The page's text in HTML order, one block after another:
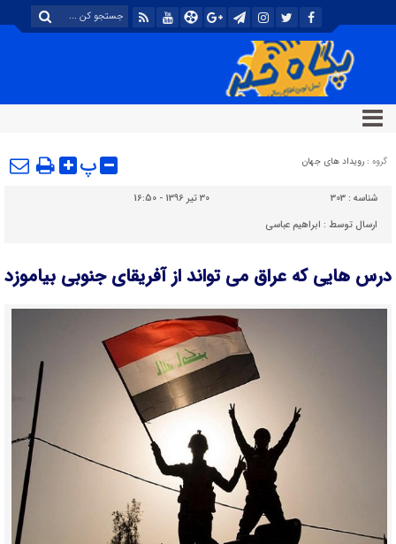
گروه : رویداد های جهان پ
شناسه : 303
30 تیر 1396 - 16:50
ارسال توسط : ابراهیم عباسی
درس هایی که عراق می تواند از آفریقای جنوبی بیاموزد